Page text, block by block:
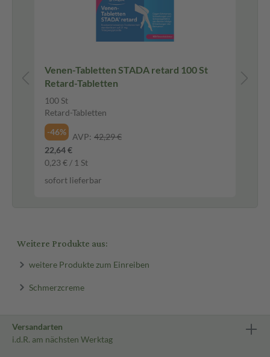
Venen-Tabletten STADA retard 100 St
Retard-Tabletten
100 St
Retard-Tabletten
-46%
AVP: 42,29 €
22,64 €
0,23 € / 1 St
sofort lieferbar
Weitere Produkte aus:
weitere Produkte zum Einreiben
Schmerzcreme
Versandarten
i.d.R. am nächsten Werktag